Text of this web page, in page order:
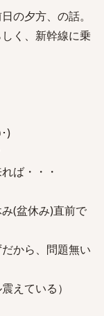
の夕方、の話。
く、新幹線に乗
)
ば・・・
(盆休み)直前で
から、問題無い
えている）